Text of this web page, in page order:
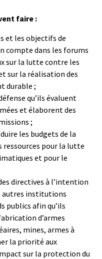
faire :
et les objectifs de
compte dans les forums
sur la lutte contre les
sur la réalisation des
durable ;
qu’ils évaluent
et élaborent des
;
les budgets de la
ressources pour la lutte
et pour le
directives à l’intention
autres institutions
publics afin qu’ils
d’armes
mines, armes à
la priorité aux
sur la protection du